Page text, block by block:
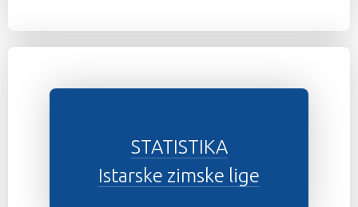
STATISTIKA
Istarske zimske lige